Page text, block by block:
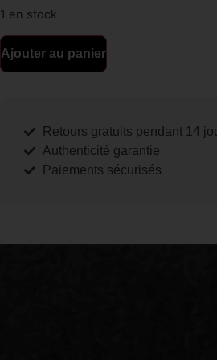
1 en stock
Ajouter au panier
Retours gratuits pendant 14
Authenticité garantie
Paiements sécurisés